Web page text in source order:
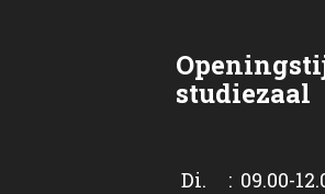
studiezaal
Di. : 09.00-